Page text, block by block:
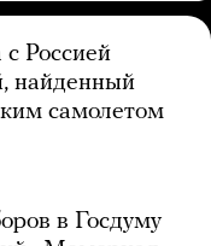
Россией
найденный
самолетом
в Госдуму